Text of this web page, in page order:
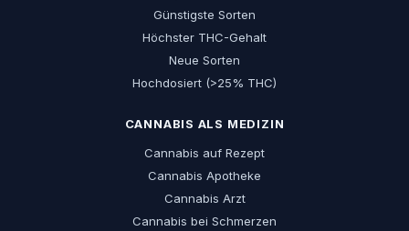
Günstigste Sorten
Höchster THC-Gehalt
Neue Sorten
Hochdosiert (>25% THC)
CANNABIS ALS MEDIZIN
Cannabis auf Rezept
Cannabis Apotheke
Cannabis Arzt
Cannabis bei Schmerzen